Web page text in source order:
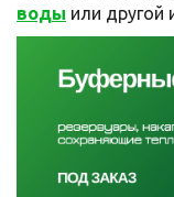
воды или другой